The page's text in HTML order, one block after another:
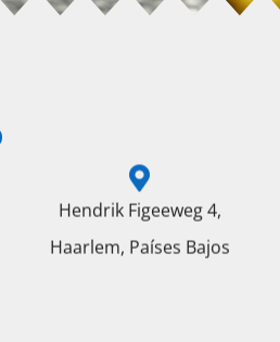
Hendrik Figeeweg 4,
Haarlem, Países Bajos